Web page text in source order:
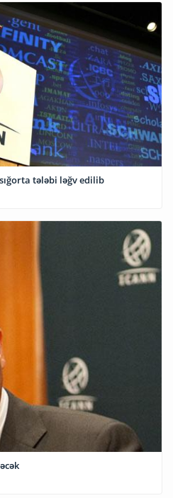
tələbi ləğv edilib